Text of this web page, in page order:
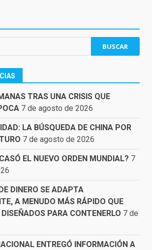
TRAS UNA CRISIS QUE
7 de agosto de 2026
LA BÚSQUEDA DE CHINA POR
7 de agosto de 2026
EL NUEVO ORDEN MUNDIAL? 7
DINERO SE ADAPTA
A MENUDO MÁS RÁPIDO QUE
PARA CONTENERLO 7 de
ENTREGÓ INFORMACIÓN A